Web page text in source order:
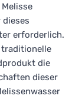
erforderlich.
traditionelle
die
dieser